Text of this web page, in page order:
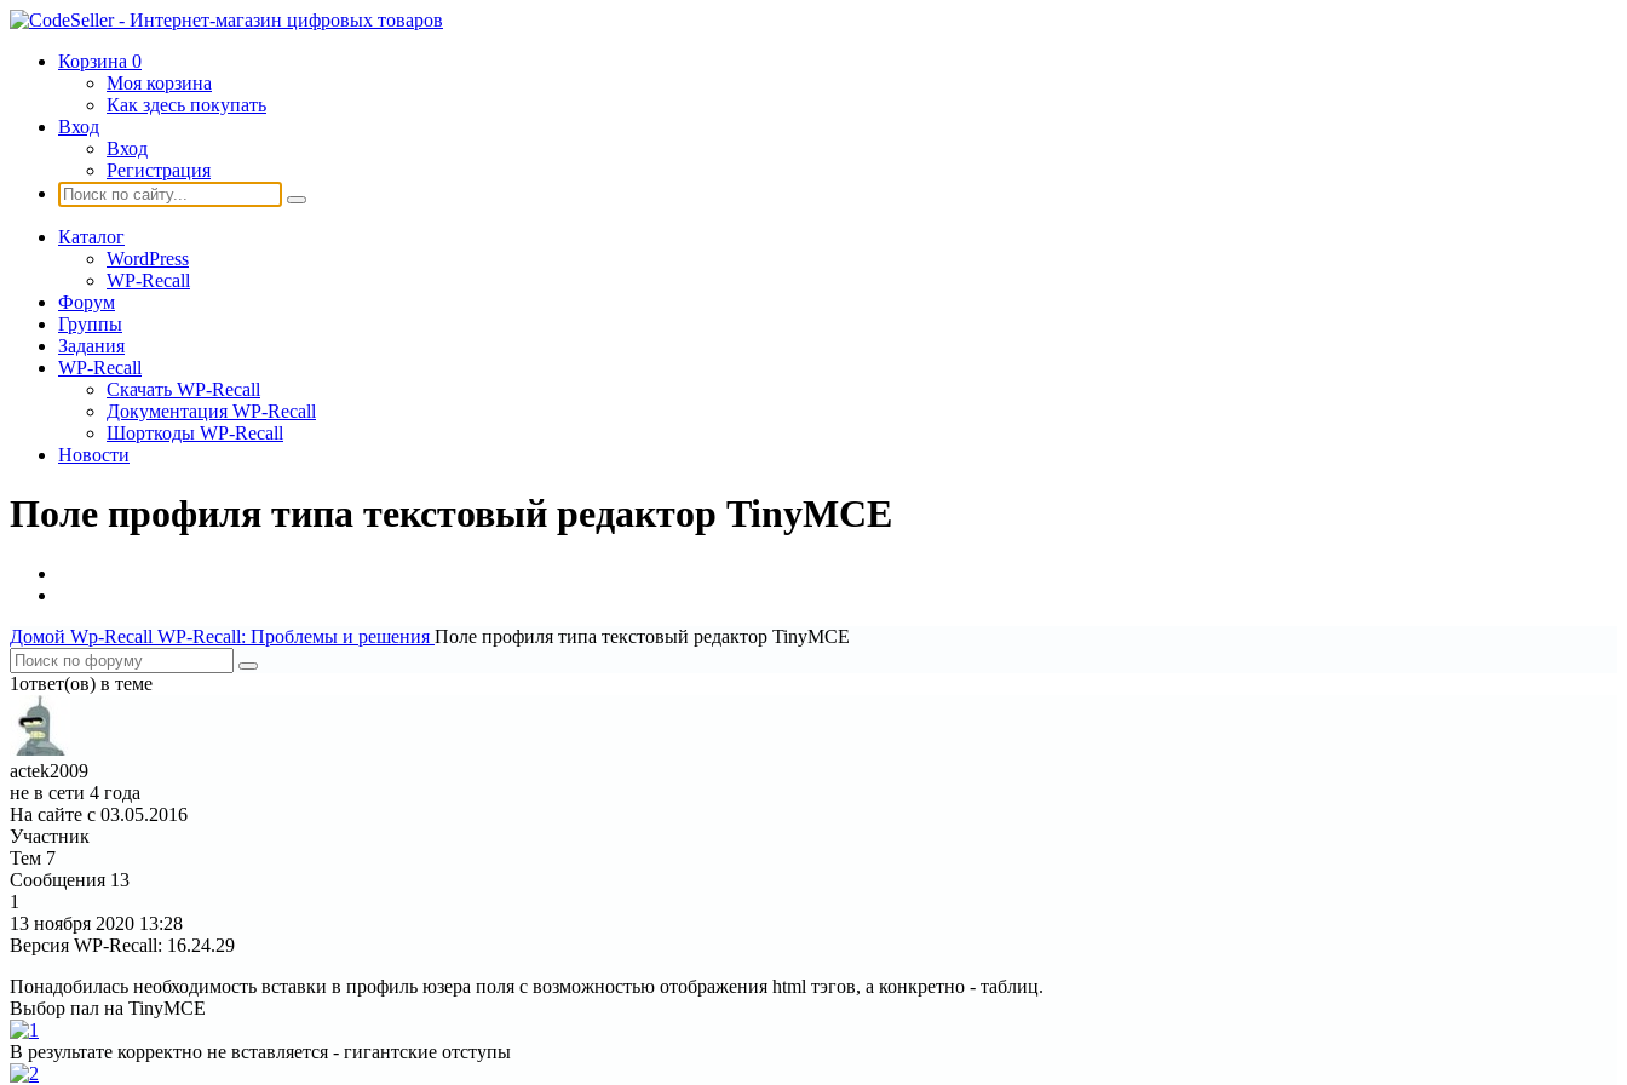
Корзина 0
Моя корзина
Как здесь покупать
Вход
Вход
Регистрация
Каталог
WordPress
WP-Recall
Форум
Группы
Задания
WP-Recall
Скачать WP-Recall
Документация WP-Recall
Шорткоды WP-Recall
Новости
Поле профиля типа текстовый редактор TinyMCE
Домой Wp-Recall WP-Recall: Проблемы и решения Поле профиля типа текстовый редактор TinyMCE
1ответ(ов) в теме
actek2009
не в сети 4 года
На сайте с 03.05.2016
Участник
Тем 7
Сообщения 13
1
13 ноября 2020 13:28
Версия WP-Recall: 16.24.29
Понадобилась необходимость вставки в профиль юзера поля с возможностью отображения html тэгов, а конкретно - таблиц.
Выбор пал на TinyMCE
В результате корректно не вставляется - гигантские отступы